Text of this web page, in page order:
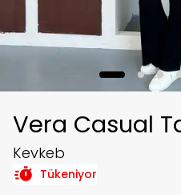
Vera Casual
Kevkeb
Tükeniyor